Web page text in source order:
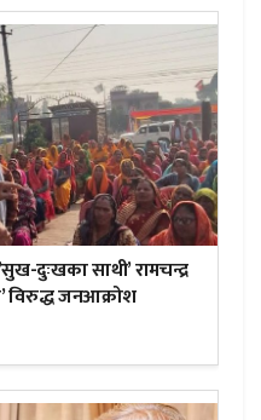
दुःखका साथी’ रामचन्द्र
विरुद्ध जनआक्रोश